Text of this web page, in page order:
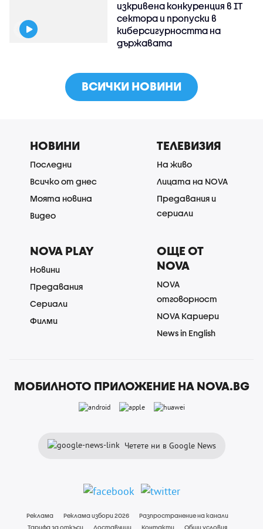
изкривена конкуренция в IT
сектора и пропуски в
киберсигурността на
държавата
ВСИЧКИ НОВИНИ
НОВИНИ
Последни
Всичко от днес
Моята новина
Видео
ТЕЛЕВИЗИЯ
На живо
Лицата на NOVA
Предавания и
сериали
NOVA PLAY
Новини
Предавания
Сериали
Филми
ОЩЕ ОТ
NOVA
NOVA
отговорност
NOVA Кариери
News in English
МОБИЛНОТО ПРИЛОЖЕНИЕ НА NOVA.BG
Четете ни в Google News
Реклама Реклама избори 2026
Разпространение на канали
Тарифа за откъси
Доставчици Контакти Общи условия